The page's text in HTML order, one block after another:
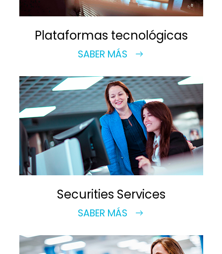
Plataformas tecnológicas
SABER MÁS
Securities Services
SABER MÁS